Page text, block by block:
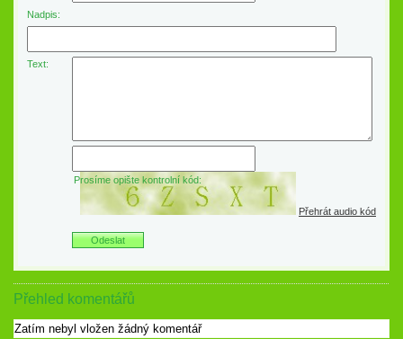
Nadpis:
Text:
Prosíme opište kontrolní kód:
Přehrát audio kód
Přehled komentářů
Zatím nebyl vložen žádný komentář